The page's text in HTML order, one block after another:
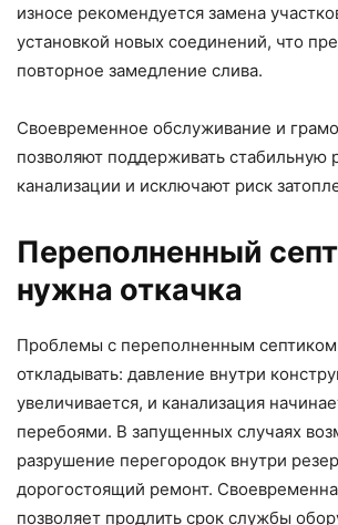
износе рекомендуется замена
установкой новых соединений, что
повторное замедление слива.
Своевременное обслуживание и
позволяют поддерживать стабильную
канализации и исключают риск
Переполненный
нужна откачка
Проблемы с переполненным септиком
откладывать: давление внутри
увеличивается, и канализация
перебоями. В запущенных случаях
разрушение перегородок внутри
дорогостоящий ремонт.
позволяет продлить срок службы